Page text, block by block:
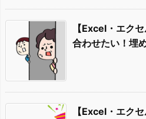
【Excel・エク
合わせたい！埋
【Excel・エク